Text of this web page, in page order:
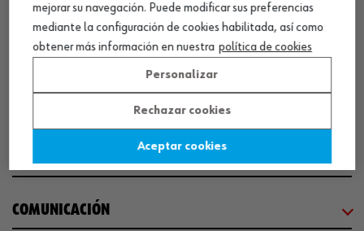
SEDE CENTRAL
CENTRO LOGÍSTICO / MUSEO
COMUNICACIÓN
mejorar su navegación. Puede modificar sus preferencias
mediante la configuración de cookies habilitada, así como
obtener más información en nuestra política de cookies
Personalizar
Rechazar cookies
Aceptar cookies